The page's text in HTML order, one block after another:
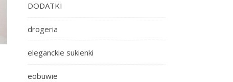
DODATKI
drogeria
eleganckie sukienki
eobuwie